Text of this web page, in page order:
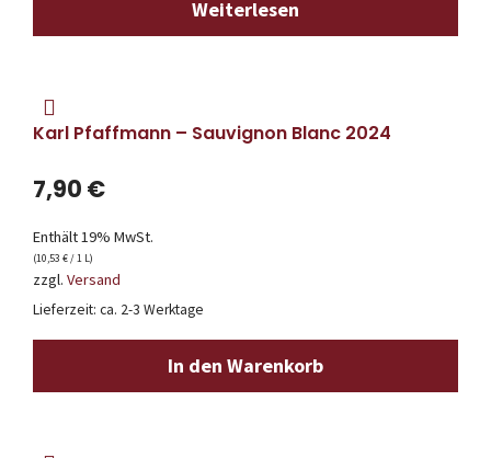
Weiterlesen
Karl Pfaffmann – Sauvignon Blanc 2024
7,90 €
Enthält 19% MwSt.
(10,53 €/ 1 L)
zzgl. Versand
Lieferzeit: ca. 2-3 Werktage
In den Warenkorb